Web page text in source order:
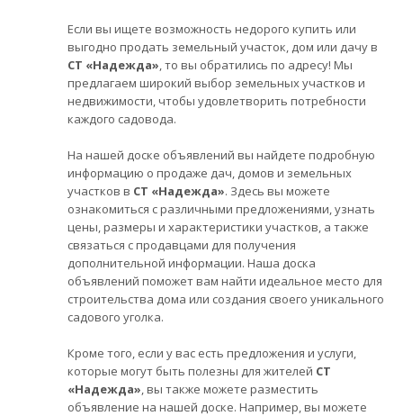
Если вы ищете возможность недорого купить или
выгодно продать земельный участок, дом или дачу в
СТ «Надежда», то вы обратились по адресу! Мы
предлагаем широкий выбор земельных участков и
недвижимости, чтобы удовлетворить потребности
каждого садовода.
На нашей доске объявлений вы найдете подробную
информацию о продаже дач, домов и земельных
участков в СТ «Надежда». Здесь вы можете
ознакомиться с различными предложениями, узнать
цены, размеры и характеристики участков, а также
связаться с продавцами для получения
дополнительной информации. Наша доска
объявлений поможет вам найти идеальное место для
строительства дома или создания своего уникального
садового уголка.
Кроме того, если у вас есть предложения и услуги,
которые могут быть полезны для жителей СТ
«Надежда», вы также можете разместить
объявление на нашей доске. Например, вы можете